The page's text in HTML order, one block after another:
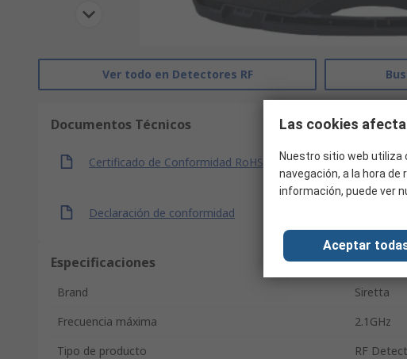
Ver todo en Detectores RF
Documentos Técnicos
Certificado de Conformidad RoHS
Declaración de conformidad
Especificaciones
Brand
Siretta
Frecuencia máxima
2.1GHz
Tipo de producto
RF
Las cookies
Nuestro sitio web utiliza
navegación, a la hora de
información, puede ver
Aceptar